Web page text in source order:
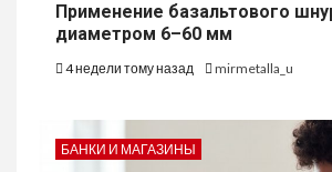
Применение базальтового
диаметром 6–60 мм
4 недели тому назад mirmetalla_u
БАНКИ И МАГАЗИНЫ